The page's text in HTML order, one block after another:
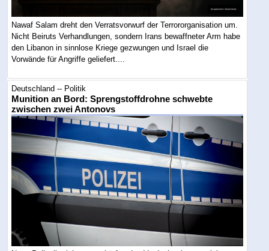
Nawaf Salam dreht den Verratsvorwurf der Terrororganisation um.
Nicht Beiruts Verhandlungen, sondern Irans bewaffneter Arm habe
den Libanon in sinnlose Kriege gezwungen und Israel die
Vorwände für Angriffe geliefert....
Deutschland -- Politik
Munition an Bord: Sprengstoffdrohne schwebte
zwischen zwei Antonovs